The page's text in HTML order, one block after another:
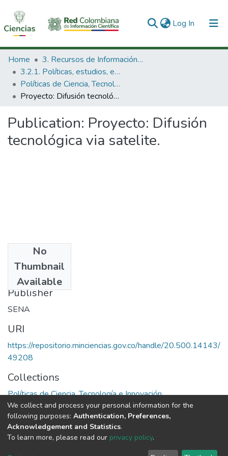
Log In (current)
Communities & Collections
All of DSpace
Statistics
Home
3. Recursos de Información Científica y Tecnológica
3.2.1. Políticas, estudios, evaluaciones e indicadores de CTeI
Políticas de Ciencia, Tecnología e Innovación
Proyecto: Difusión tecnológica via satelite.
Publication: Proyecto: Difusión
tecnológica via satelite.
No
Thumbnail
Available
1992
Publisher
SENA
URI
https://repositorio.minciencias.gov.co/handle/20.500.14143/
49208
Collections
Políticas de Ciencia, Tecnología e Innovación
Full item page
DSpace software copyright © 2002-2026
We collect and process your personal information for the
following purposes: Authentication, Preferences,
Acknowledgement and Statistics.
To learn more, please read our privacy policy.